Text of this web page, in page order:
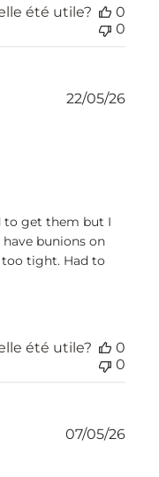
été utile?
0
0
to get them but I
bunions on
tight. Had to
Date
22/05/26
été utile?
0
0
Date
07/05/26